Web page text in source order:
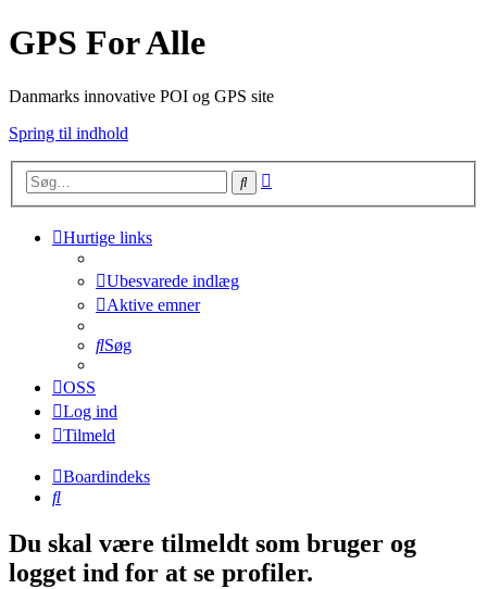
GPS For Alle
Danmarks innovative POI og GPS site
Spring til indhold
Søg
Hurtige links
Ubesvarede indlæg
Aktive emner
Søg
OSS
Log ind
Tilmeld
Boardindeks
Søg
Du skal være tilmeldt som bruger og
logget ind for at se profiler.